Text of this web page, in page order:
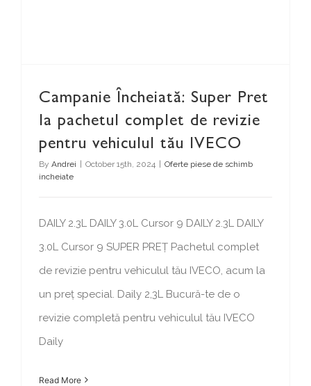
Campanie Încheiată: Super Pret
la pachetul complet de revizie
pentru vehiculul tău IVECO
By Andrei October 15th, 2024
Oferte piese de schimb
incheiate
DAILY 2.3L DAILY 3.0L Cursor 9 DAILY 2.3L DAILY
3.0L Cursor 9 SUPER PREȚ Pachetul complet
de revizie pentru vehiculul tău IVECO, acum la
un preț special. Daily 2,3L Bucură-te de o
revizie completă pentru vehiculul tău IVECO
Daily
Read More